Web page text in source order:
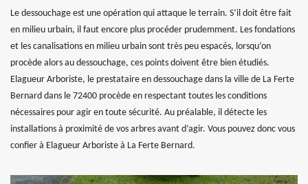
Le dessouchage est une opération qui attaque le terrain. S’il doit être fait
en milieu urbain, il faut encore plus procéder prudemment. Les fondations
et les canalisations en milieu urbain sont très peu espacés, lorsqu’on
procède alors au dessouchage, ces points doivent être bien étudiés.
Elagueur Arboriste, le prestataire en dessouchage dans la ville de La Ferte
Bernard dans le 72400 procède en respectant toutes les conditions
nécessaires pour agir en toute sécurité. Au préalable, il détecte les
installations à proximité de vos arbres avant d’agir. Vous pouvez donc vous
confier à Elagueur Arboriste à La Ferte Bernard.